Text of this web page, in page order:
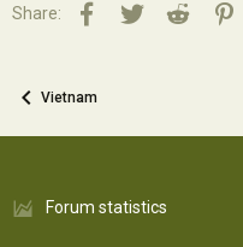
Share: Facebook
TwitterReddit
Vietnam
Forum statistics